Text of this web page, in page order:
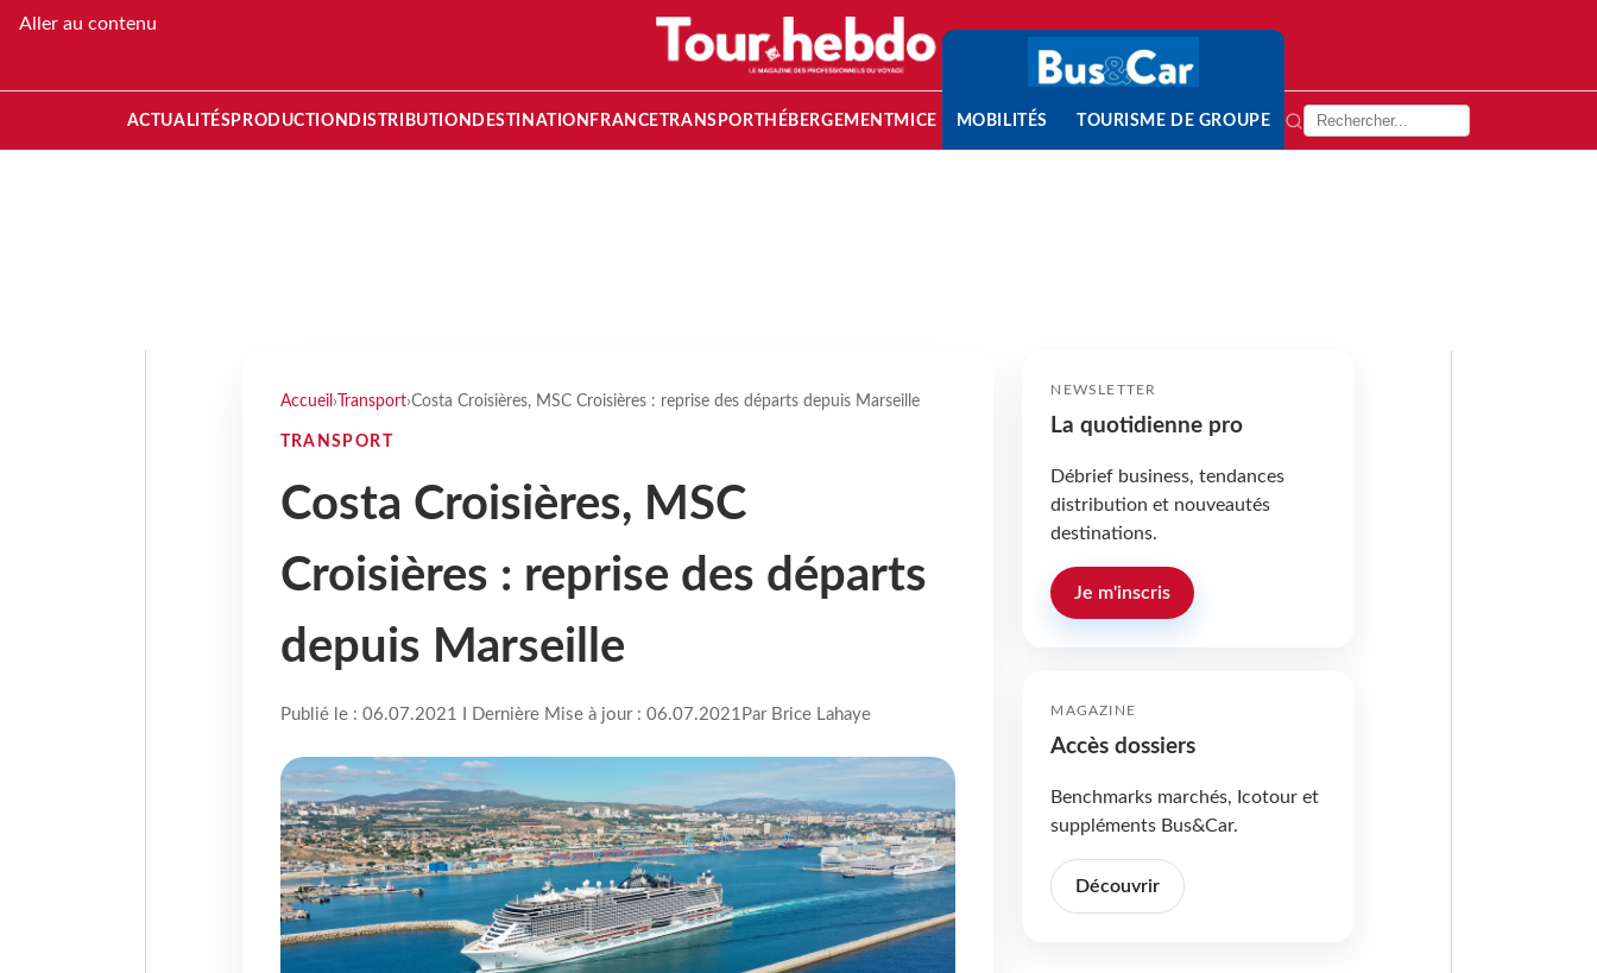
Aller au contenu
ACTUALITÉS PRODUCTION DISTRIBUTION DESTINATION FRANCETRANSPORT HÉBERGEMENTMICE MOBILITÉS TOURISME DE GROUPE
Accueil › Transport›Costa Croisières, MSC Croisières : reprise des départs depuis Marseille
TRANSPORT
Costa Croisières, MSC
Croisières : reprise des départs
depuis Marseille
Publié le : 06.07.2021 I Dernière Mise à jour : 06.07.2021 Par Brice Lahaye
NEWSLETTER
La quotidienne pro
Débrief business, tendances
distribution et nouveautés
destinations.
Je m'inscris
MAGAZINE
Accès dossiers
Benchmarks marchés, Icotour et
suppléments Bus&Car.
Découvrir